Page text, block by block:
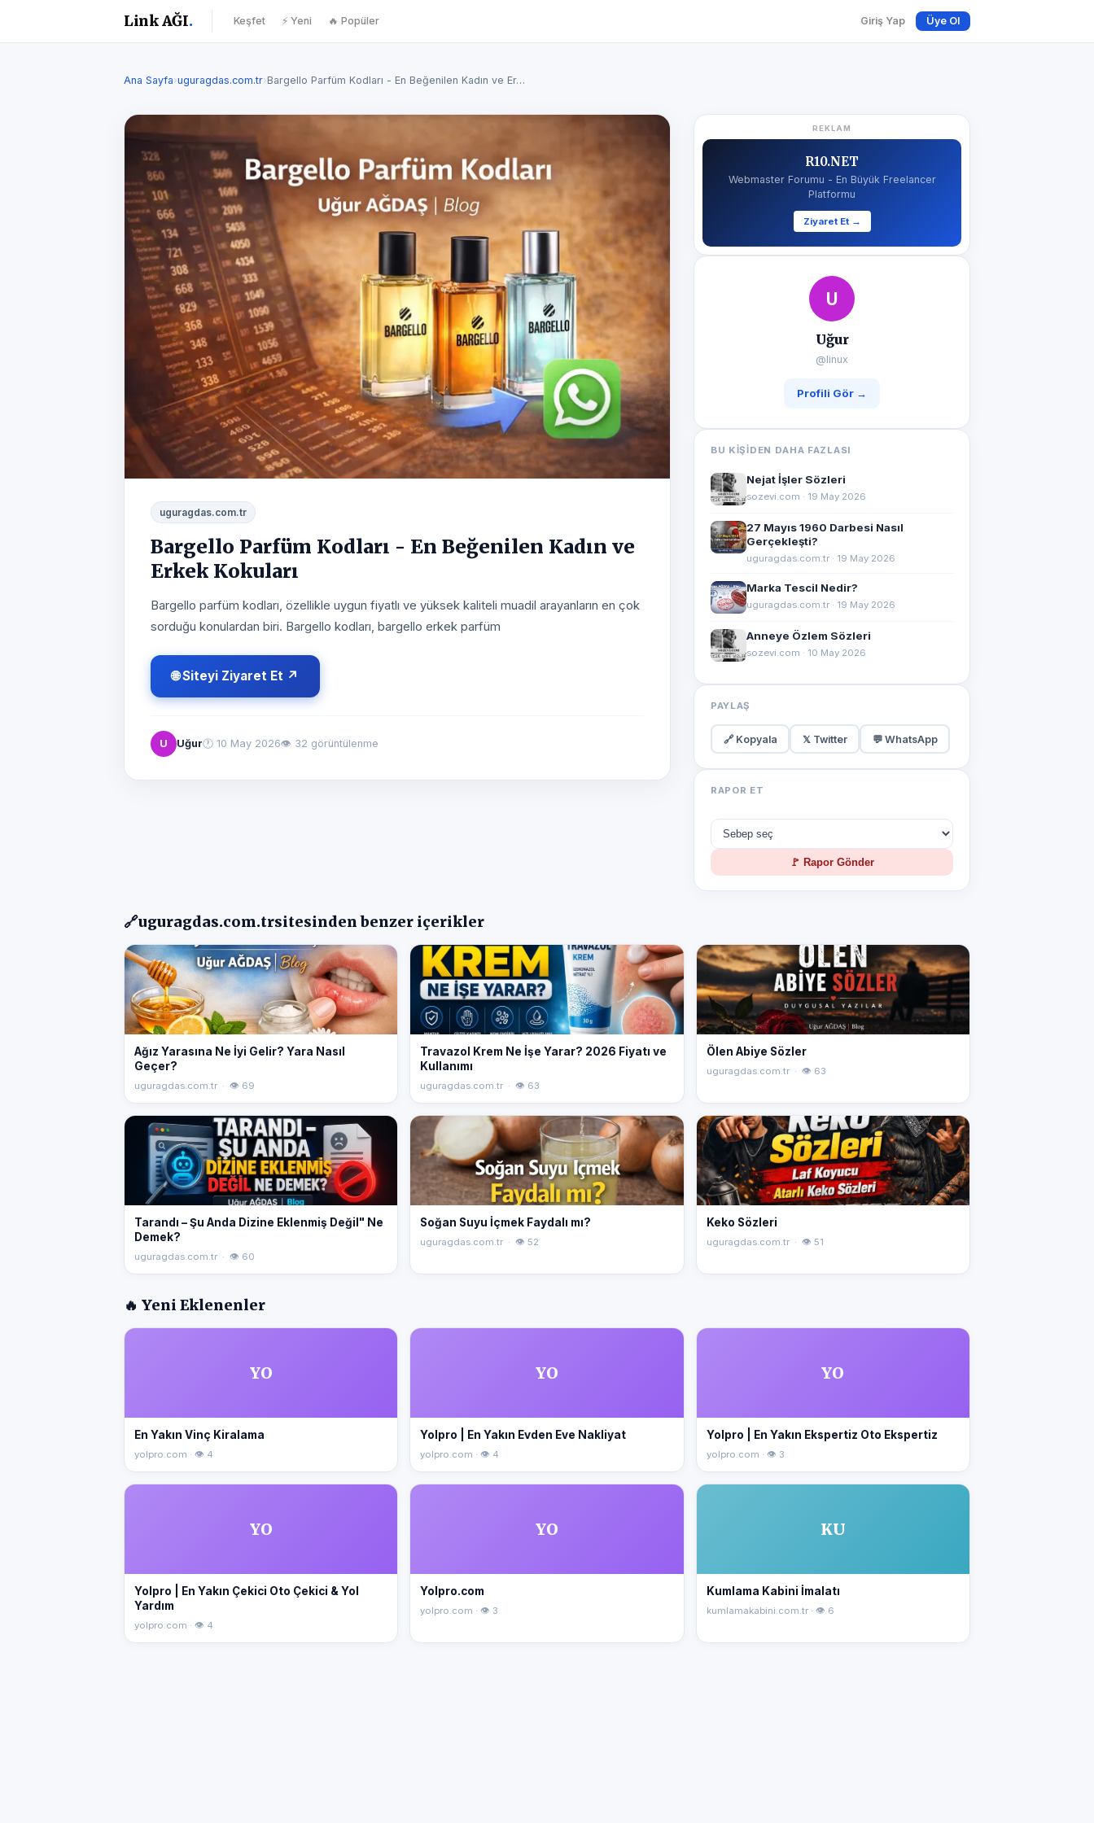
Link AĞI. Keşfet ⚡ Yeni 🔥 Popüler Giriş Yap Üye Ol
Ana Sayfa›uguragdas.com.tr›Bargello Parfüm Kodları - En Beğenilen Kadın ve Er…
uguragdas.com.tr
Bargello Parfüm Kodları - En Beğenilen Kadın ve
Erkek Kokuları
Bargello parfüm kodları, özellikle uygun fiyatlı ve yüksek kaliteli muadil arayanların en çok
sorduğu konulardan biri. Bargello kodları, bargello erkek parfüm
🌐 Siteyi Ziyaret Et ↗
U Uğur🕐 10 May 2026👁 32 görüntülenme
REKLAM
R10.NET
Webmaster Forumu - En Büyük Freelancer
Platformu
Ziyaret Et →
U
Uğur
@linux
Profili Gör →
BU KIŞIDEN DAHA FAZLASI
Nejat İşler Sözleri
sozevi.com · 19 May 2026
27 Mayıs 1960 Darbesi Nasıl
Gerçekleşti?
uguragdas.com.tr · 19 May 2026
Marka Tescil Nedir?
uguragdas.com.tr · 19 May 2026
Anneye Özlem Sözleri
sozevi.com · 10 May 2026
PAYLAŞ
🔗 Kopyala 𝕏 Twitter 💬 WhatsApp
RAPOR ET
🚩 Rapor Gönder
🔗uguragdas.com.trsitesinden benzer içerikler
Ağız Yarasına Ne İyi Gelir? Yara Nasıl
Geçer?
uguragdas.com.tr · 👁 69
Travazol Krem Ne İşe Yarar? 2026 Fiyatı ve
Kullanımı
uguragdas.com.tr · 👁 63
Ölen Abiye Sözler
uguragdas.com.tr · 👁 63
Tarandı – Şu Anda Dizine Eklenmiş Değil" Ne
Demek?
uguragdas.com.tr · 👁 60
Soğan Suyu İçmek Faydalı mı?
uguragdas.com.tr · 👁 52
Keko Sözleri
uguragdas.com.tr · 👁 51
🔥 Yeni Eklenenler
YO
En Yakın Vinç Kiralama
yolpro.com · 👁 4
YO
Yolpro | En Yakın Evden Eve Nakliyat
yolpro.com · 👁 4
YO
Yolpro | En Yakın Ekspertiz Oto Ekspertiz
yolpro.com · 👁 3
YO
Yolpro | En Yakın Çekici Oto Çekici & Yol
Yardım
yolpro.com · 👁 4
YO
Yolpro.com
yolpro.com · 👁 3
KU
Kumlama Kabini İmalatı
kumlamakabini.com.tr · 👁 6